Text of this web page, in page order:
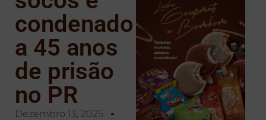
condenado
a 45 anos
de prisão
no PR
Dezembro 13, 2025